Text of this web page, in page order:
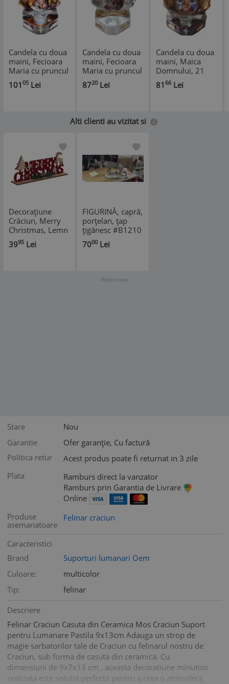
Candela cu doua
maini, Fecioara
Maria cu pruncul
IIsus Hristos, 17
cm, GXL051
101 05 Lei
Candela cu doua
maini, Fecioara
Maria cu pruncul
IIsus Hristos, 17
cm, GXL050
8720 Lei
Candela cu doua
maini, Maica
Domnului, 21
cm, GXL018
81 66 Lei
Alti clienti au vizitat si
Decorațiune
Crăciun, Merry
Christmas, Lemn
Catifelat, Roșu,
21.5x4x9.5cm
3995 Lei
FIGURINĂ, capră,
porțelan, țap
țigănesc #B1210
7000 Lei
Publicitate
Stare
Nou
Garantie
Ofer garanție, Cu factură
Politica retur
Acest produs poate fi returnat in 3 zile
Plata
Ramburs direct la vanzator
Ramburs prin Garantia de Livrare
Online
Produse
asemanatoare
Felinar craciun
Caracteristici
Brand
Suporturi lumanari Oem
Culoare:
multicolor
Tip:
felinar
Descriere
Felinar Craciun Casuta din Ceramica Mos Craciun Suport
pentru Lumanare Pastila 9x13cm Adauga un strop de
magie sarbatorilor tale de Craciun cu felinarul nostru de
Craciun, sub forma de casuta din ceramica. Cu
dimensiuni de 9x7x13 cm , aceasta decoratiune minutios
realizata este solutia perfecta pentru a crea o atmosfera